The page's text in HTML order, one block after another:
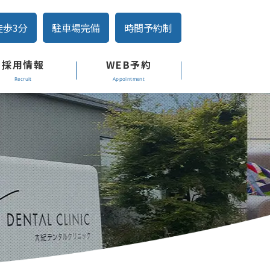
歩3分 駐車場完備 時間予約制
採用情報 WEB予約